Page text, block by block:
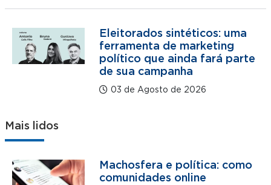
Eleitorados sintéticos: uma
ferramenta de marketing
político que ainda fará parte
de sua campanha
03 de Agosto de 2026
Mais lidos
Machosfera e política: como
comunidades online